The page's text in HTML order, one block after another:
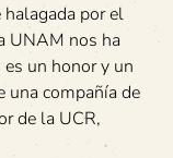
halagada por el
UNAM nos ha
un honor y un
una compañía de
de la UCR,